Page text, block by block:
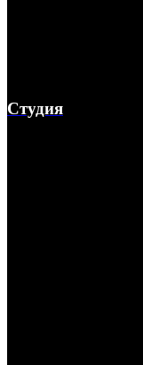
Студия